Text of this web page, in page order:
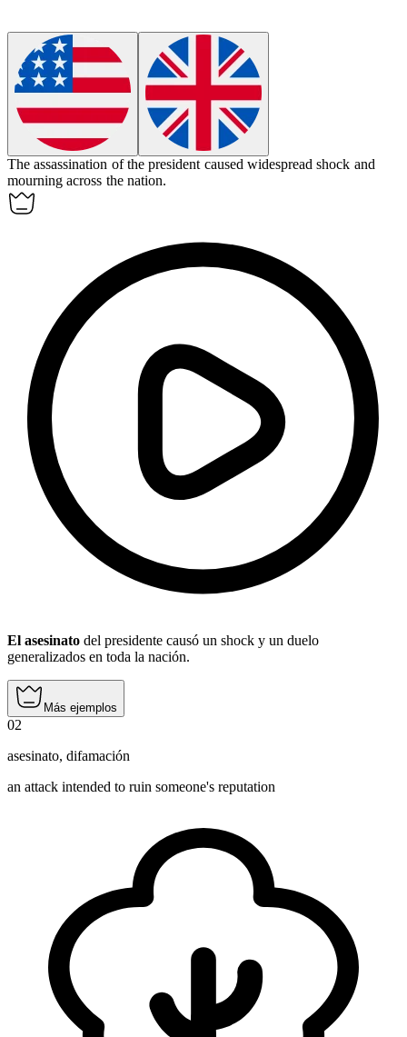
Theassassination of the president caused widespread shock and
mourning across the nation.
El asesinato del presidente causó un shock y un duelo
generalizados en toda la nación.
Más ejemplos
02
asesinato, difamación
an attack intended to ruin someone's reputation